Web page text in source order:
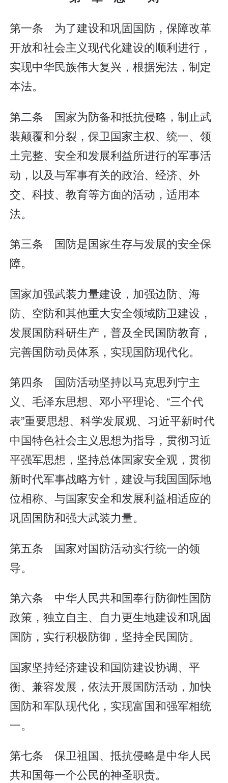
第一条 为了建设和巩固国防，保障改革
开放和社会主义现代化建设的顺利进行，
实现中华民族伟大复兴，根据宪法，制定
本法。
第二条 国家为防备和抵抗侵略，制止武
装颠覆和分裂，保卫国家主权、统一、领
土完整、安全和发展利益所进行的军事活
动，以及与军事有关的政治、经济、外
交、科技、教育等方面的活动，适用本
法。
第三条 国防是国家生存与发展的安全保
障。
国家加强武装力量建设，加强边防、海
防、空防和其他重大安全领域防卫建设，
发展国防科研生产，普及全民国防教育，
完善国防动员体系，实现国防现代化。
第四条 国防活动坚持以马克思列宁主
义、毛泽东思想、邓小平理论、“三个代
表”重要思想、科学发展观、习近平新时代
中国特色社会主义思想为指导，贯彻习近
平强军思想，坚持总体国家安全观，贯彻
新时代军事战略方针，建设与我国国际地
位相称、与国家安全和发展利益相适应的
巩固国防和强大武装力量。
第五条 国家对国防活动实行统一的领
导。
第六条 中华人民共和国奉行防御性国防
政策，独立自主、自力更生地建设和巩固
国防，实行积极防御，坚持全民国防。
国家坚持经济建设和国防建设协调、平
衡、兼容发展，依法开展国防活动，加快
国防和军队现代化，实现富国和强军相统
一。
第七条 保卫祖国、抵抗侵略是中华人民
共和国每一个公民的神圣职责。